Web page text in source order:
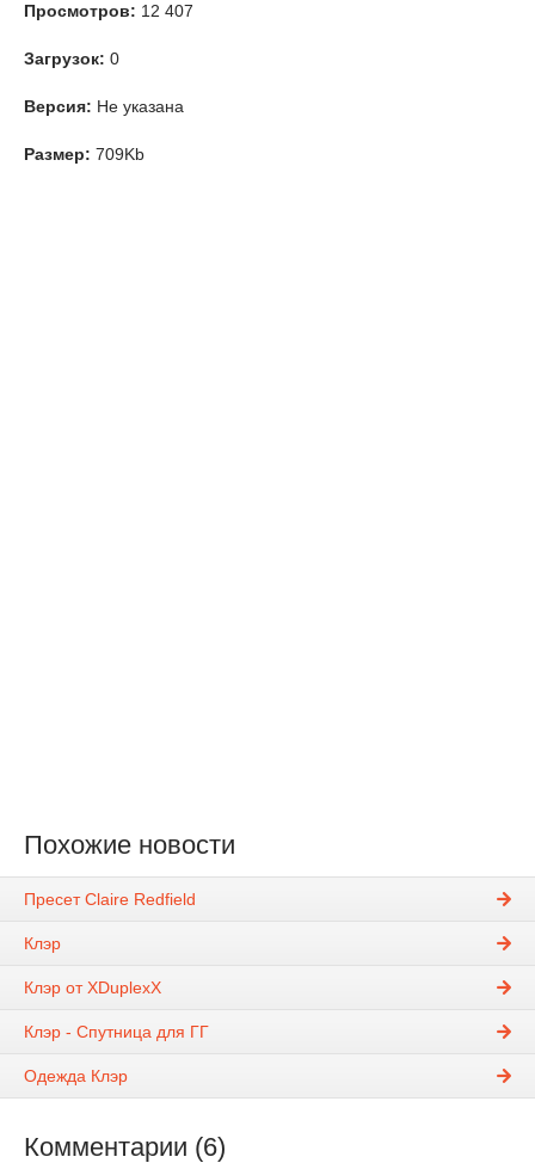
Просмотров: 12 407
Загрузок: 0
Версия: Не указана
Размер: 709Kb
Похожие новости
Пресет Claire Redfield
Клэр
Клэр от XDuplexX
Клэр - Спутница для ГГ
Одежда Клэр
Комментарии (6)